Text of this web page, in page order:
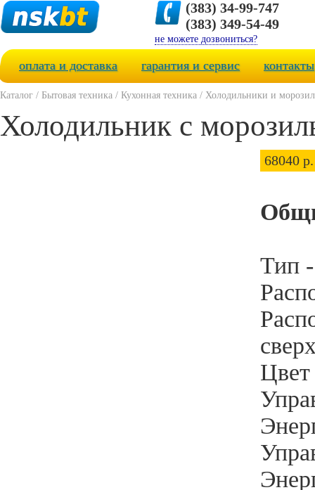
(383) 34-99-747
(383) 349-54-49
не можете дозвониться?
оплата и доставка гарантия и сервис контакты
Каталог / Бытовая техника / Кухонная техника / Холодильники и
Холодильник с
68040 р.
Тип